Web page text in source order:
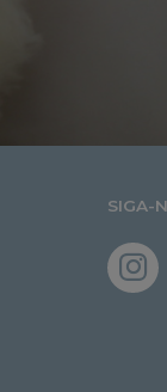
SIGA-